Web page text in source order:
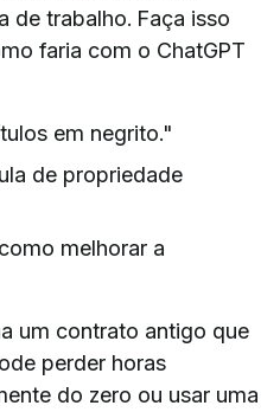
de trabalho. Faça isso
faria com o ChatGPT
em negrito."
de propriedade
melhorar a
um contrato antigo que
perder horas
do zero ou usar uma